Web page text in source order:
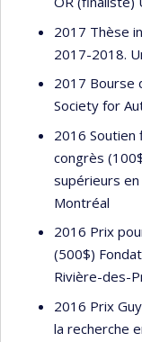
2017 Thèse
2017-2018.
2017 Bourse
Society for
2016 Soutien
congrès
supérieurs
Montréal
2016 Prix
(500$)
Rivière-des-
2016 Prix
la recherche